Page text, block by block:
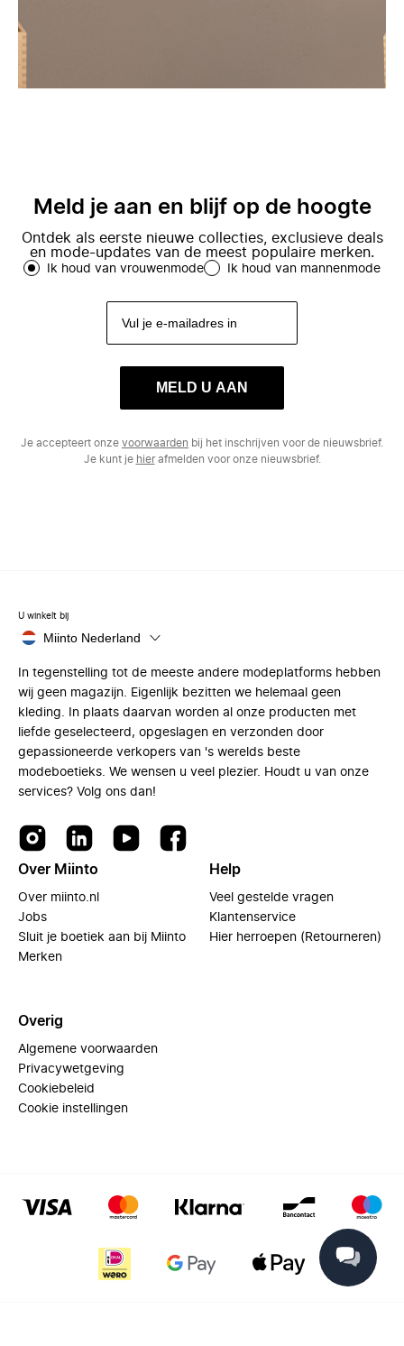
Meld je aan en blijf op de hoogte
Ontdek als eerste nieuwe collecties, exclusieve deals
en mode-updates van de meest populaire merken.
Ik houd van vrouwenmode Ik houd van mannenmode
MELD U AAN
Je accepteert onze voorwaarden bij het inschrijven voor de nieuwsbrief.
Je kunt je hierafmelden voor onze nieuwsbrief.
U winkelt bij
Miinto Nederland
In tegenstelling tot de meeste andere modeplatforms hebben
wij geen magazijn. Eigenlijk bezitten we helemaal geen
kleding. In plaats daarvan worden al onze producten met
liefde geselecteerd, opgeslagen en verzonden door
gepassioneerde verkopers van 's werelds beste
modeboetieks. We wensen u veel plezier. Houdt u van onze
services? Volg ons dan!
Over Miinto
Over miinto.nl
Jobs
Sluit je boetiek aan bij Miinto
Merken
Help
Veel gestelde vragen
Klantenservice
Hier herroepen (Retourneren)
Overig
Algemene voorwaarden
Privacywetgeving
Cookiebeleid
Cookie instellingen